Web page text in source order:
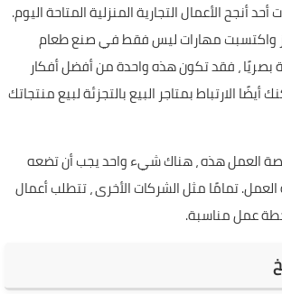
أنجح الأعمال التجارية المنزلية المتاحة اليوم.
واكتسبت مهارات ليس فقط في صنع طعام
بصريًا ، فقد تكون هذه واحدة من أفضل أفكار
أيضًا الارتباط بمتاجر البيع بالتجزئة لبيع منتجاتك
العمل هذه ، هناك شيء واحد يجب أن تضعه
تمامًا مثل الشركات الأخرى ، تتطلب أعمال
خطة عمل مناسبة.